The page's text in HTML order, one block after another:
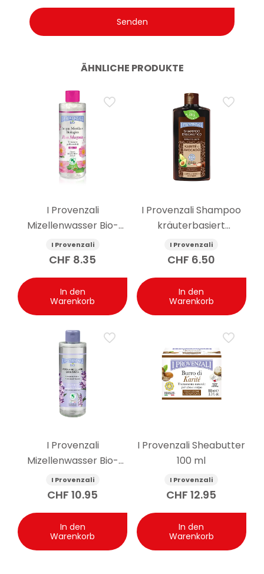
ÄHNLICHE PRODUKTE
I Provenzali
Mizellenwasser Bio-
Rosenmuskatnuss 400
ml
I Provenzali
CHF 8.35
In den
Warenkorb
I Provenzali Shampoo
kräuterbasiert
Seideneffekt
Sheabutter und
I Provenzali
CHF 6.50
In den
Warenkorb
I Provenzali
Mizellenwasser Bio-
Lavendel 400 ml
I Provenzali
CHF 10.95
In den
Warenkorb
I Provenzali Sheabutter
100 ml
I Provenzali
CHF 12.95
In den
Warenkorb